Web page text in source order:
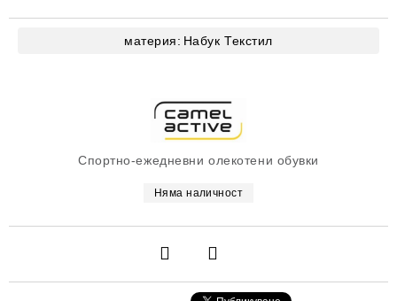
Спортно-ежедневни олекотени обувки
Няма наличност
материя: Набук Текстил